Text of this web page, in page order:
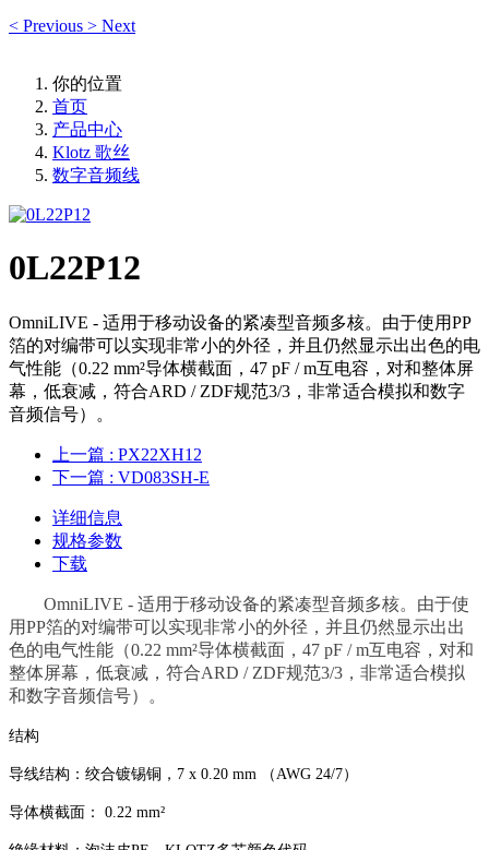
< Previous > Next
你的位置
首页
产品中心
Klotz 歌丝
数字音频线
0L22P12
OmniLIVE - 适用于移动设备的紧凑型音频多核。由于使用PP
箔的对编带可以实现非常小的外径，并且仍然显示出出色的电
气性能（0.22 mm²导体横截面，47 pF / m互电容，对和整体屏
幕，低衰减，符合ARD / ZDF规范3/3，非常适合模拟和数字
音频信号）。
上一篇 : PX22XH12
下一篇 : VD083SH-E
详细信息
规格参数
下载
OmniLIVE - 适用于移动设备的紧凑型音频多核。由于使
用PP箔的对编带可以实现非常小的外径，并且仍然显示出出
色的电气性能（0.22 mm²导体横截面，47 pF / m互电容，对和
整体屏幕，低衰减，符合ARD / ZDF规范3/3，非常适合模拟
和数字音频信号）。
结构
导线结构：绞合镀锡铜，7 x 0.20 mm （AWG 24/7）
导体横截面： 0.22 mm²